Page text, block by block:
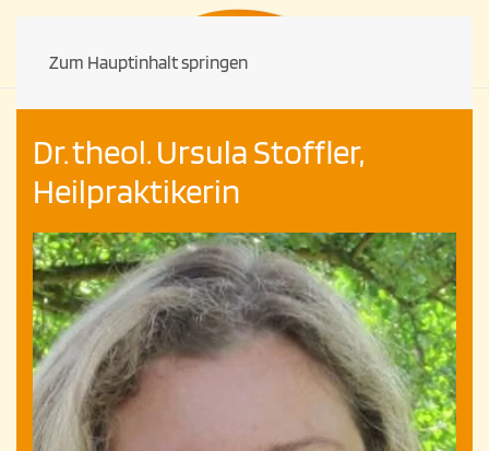
Zum Hauptinhalt springen
Dr. theol. Ursula Stoffler,
Heilpraktikerin